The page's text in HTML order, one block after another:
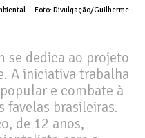
— Foto: Divulgação/Guilherme
se dedica ao projeto
A iniciativa trabalha
e combate à
favelas brasileiras.
de 12 anos,